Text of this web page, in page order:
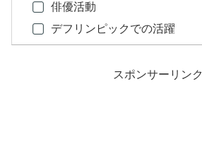
俳優活動
デフリンピックでの活躍
スポンサーリンク